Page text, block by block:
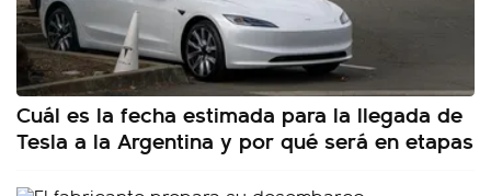
Cuál es la fecha estimada para la llegada de
Tesla a la Argentina y por qué será en etapas